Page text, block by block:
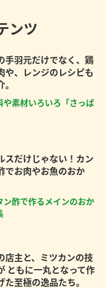
ンツ
手羽元だけでなく、鶏
や、レンジのレシピも
や素材いろいろ「さっぱ
スだけじゃない！カン
でお肉やお魚のおか
ン酢で作るメインのおか
店主と、ミツカンの技
ともに一丸となって作
た至極の逸品たち。